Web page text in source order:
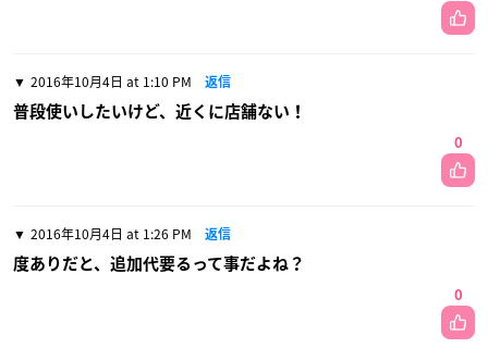
2016年10月4日 at 1:10 PM 返信
普段使いしたいけど、近くに店舗ない！
0
2016年10月4日 at 1:26 PM 返信
度ありだと、追加代要るって事だよね？
0